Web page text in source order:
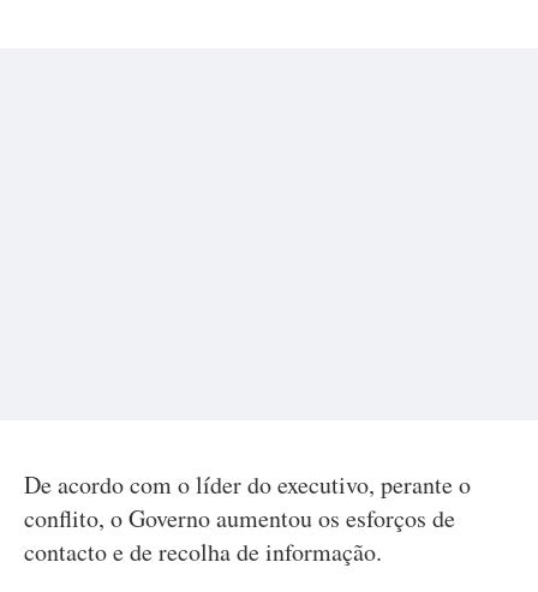
De acordo com o líder do executivo, perante o
conflito, o Governo aumentou os esforços de
contacto e de recolha de informação.